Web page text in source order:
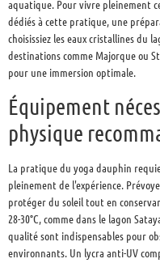
aquatique. Pour vivre pleinement
dédiés à cette pratique, une
choisissiez les eaux cristallines du
destinations comme Majorque ou
pour une immersion optimale.
Équipement
physique
La pratique du yoga dauphin
pleinement de l'expérience.
protéger du soleil tout en
28-30°C, comme dans le lagon
qualité sont indispensables pour
environnants. Un lycra anti-UV